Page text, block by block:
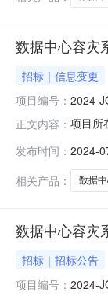
数据中心容灾
招标｜信息变更
项目编号： 2024-
正文内容： 项目所
名，其
原“招
发布时间： 2024-
相关产品：
数据
数据中心容灾
招标｜招标公告
项目编号： 2024-